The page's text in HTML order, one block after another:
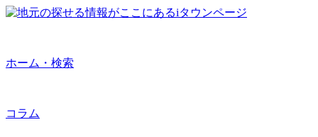
ホーム・検索
コラム